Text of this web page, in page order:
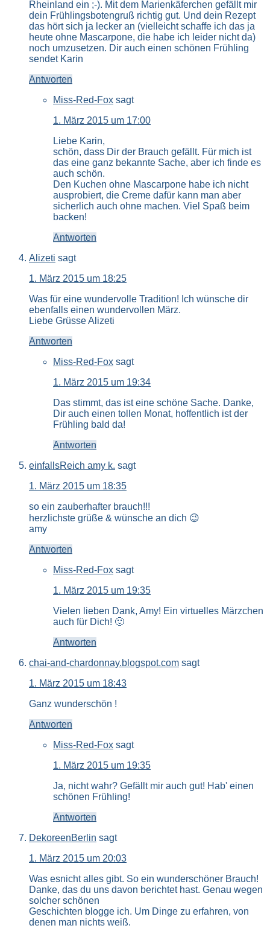
Rheinland ein ;-). Mit dem Marienkäferchen gefällt mir
dein Frühlingsbotengruß richtig gut. Und dein Rezept
das hört sich ja lecker an (vielleicht schaffe ich das ja
heute ohne Mascarpone, die habe ich leider nicht da)
noch umzusetzen. Dir auch einen schönen Frühling
sendet Karin
Antworten
Miss-Red-Fox sagt
1. März 2015 um 17:00
Liebe Karin,
schön, dass Dir der Brauch gefällt. Für mich ist
das eine ganz bekannte Sache, aber ich finde es
auch schön.
Den Kuchen ohne Mascarpone habe ich nicht
ausprobiert, die Creme dafür kann man aber
sicherlich auch ohne machen. Viel Spaß beim
backen!
Antworten
Alizeti sagt
1. März 2015 um 18:25
Was für eine wundervolle Tradition! Ich wünsche dir
ebenfalls einen wundervollen März.
Liebe Grüsse Alizeti
Antworten
Miss-Red-Fox sagt
1. März 2015 um 19:34
Das stimmt, das ist eine schöne Sache. Danke,
Dir auch einen tollen Monat, hoffentlich ist der
Frühling bald da!
Antworten
einfallsReich amy k. sagt
1. März 2015 um 18:35
so ein zauberhafter brauch!!!
herzlichste grüße & wünsche an dich 😉
amy
Antworten
Miss-Red-Fox sagt
1. März 2015 um 19:35
Vielen lieben Dank, Amy! Ein virtuelles Märzchen
auch für Dich! 🙂
Antworten
chai-and-chardonnay.blogspot.com sagt
1. März 2015 um 18:43
Ganz wunderschön !
Antworten
Miss-Red-Fox sagt
1. März 2015 um 19:35
Ja, nicht wahr? Gefällt mir auch gut! Hab' einen
schönen Frühling!
Antworten
DekoreenBerlin sagt
1. März 2015 um 20:03
Was esnicht alles gibt. So ein wunderschöner Brauch!
Danke, das du uns davon berichtet hast. Genau wegen
solcher schönen
Geschichten blogge ich. Um Dinge zu erfahren, von
denen man nichts weiß.